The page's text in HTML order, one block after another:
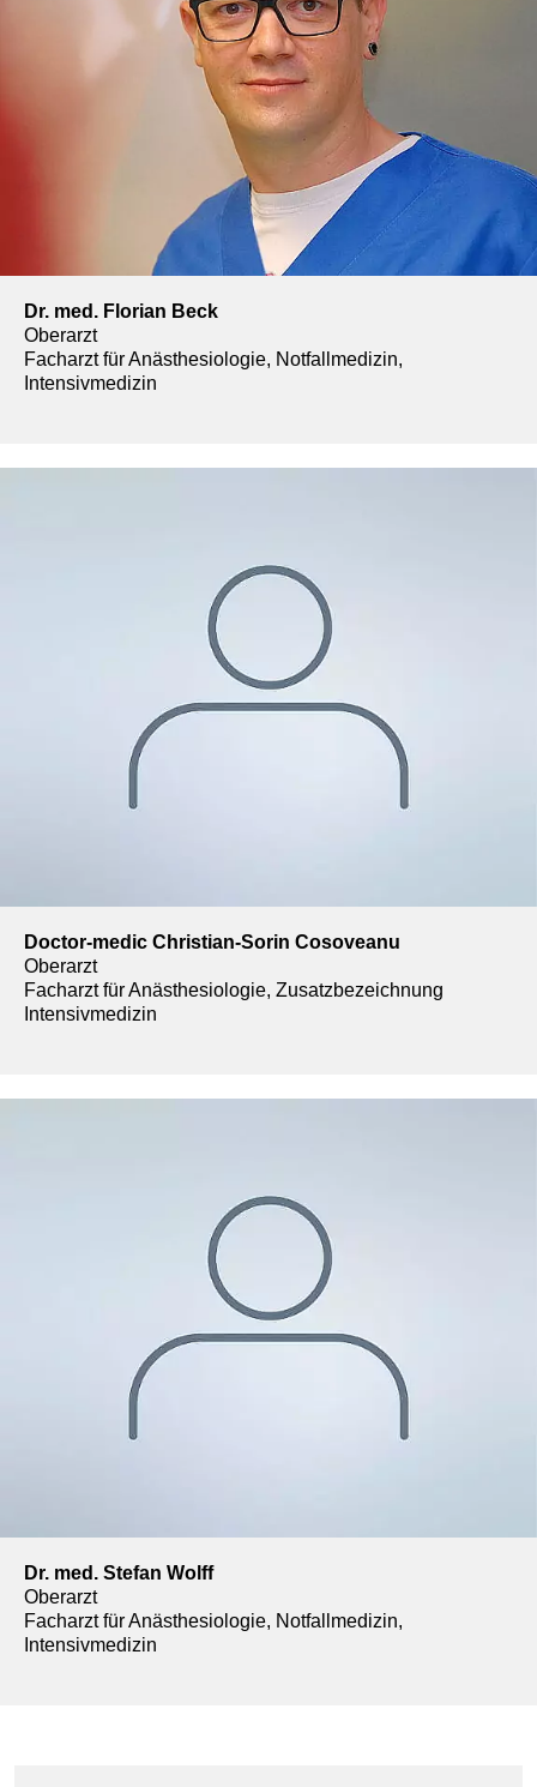
Dr. med. Florian Beck
Oberarzt
Facharzt für Anästhesiologie, Notfallmedizin,
Intensivmedizin
Doctor-medic Christian-Sorin Cosoveanu
Oberarzt
Facharzt für Anästhesiologie, Zusatzbezeichnung
Intensivmedizin
Dr. med. Stefan Wolff
Oberarzt
Facharzt für Anästhesiologie, Notfallmedizin,
Intensivmedizin